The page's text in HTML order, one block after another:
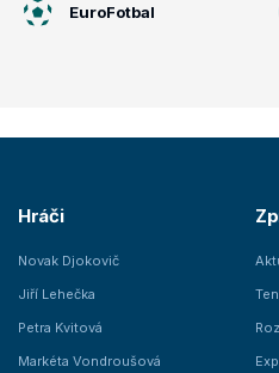
EuroFotbal
Hráči
Novak Djokovič
Jiří Lehečka
Petra Kvitová
Markéta Vondroušová